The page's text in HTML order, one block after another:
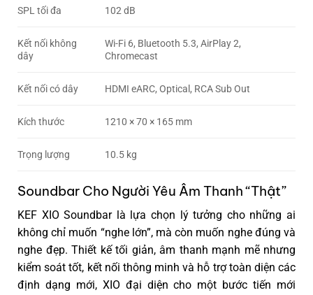
SPL tối đa 102 dB
Kết nối không
dây
Wi-Fi 6, Bluetooth 5.3, AirPlay 2,
Chromecast
Kết nối có dây HDMI eARC, Optical, RCA Sub Out
Kích thước 1210 × 70 × 165 mm
Trọng lượng 10.5 kg
Soundbar Cho Người Yêu Âm Thanh “Thật”
KEF XIO Soundbarlà lựa chọn lý tưởng cho những ai
không chỉ muốn “nghe lớn”, mà còn muốn nghe đúng và
nghe đẹp. Thiết kế tối giản, âm thanh mạnh mẽ nhưng
kiểm soát tốt, kết nối thông minh và hỗ trợ toàn diện các
định dạng mới, XIO đại diện cho một bước tiến mới